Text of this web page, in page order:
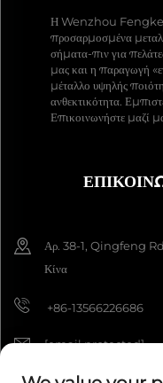
Η Wenzhou Fengke
προσαρμοσμένα
σήματα-πιν για
μας και η παραγωγή
μέταλλο υψηλής
ανθεκτικότητα.
Επικοινωνήστε μαζί
Αρ. 38-1, Qingfeng
Κίνα
+86-13566226686
[email protected]